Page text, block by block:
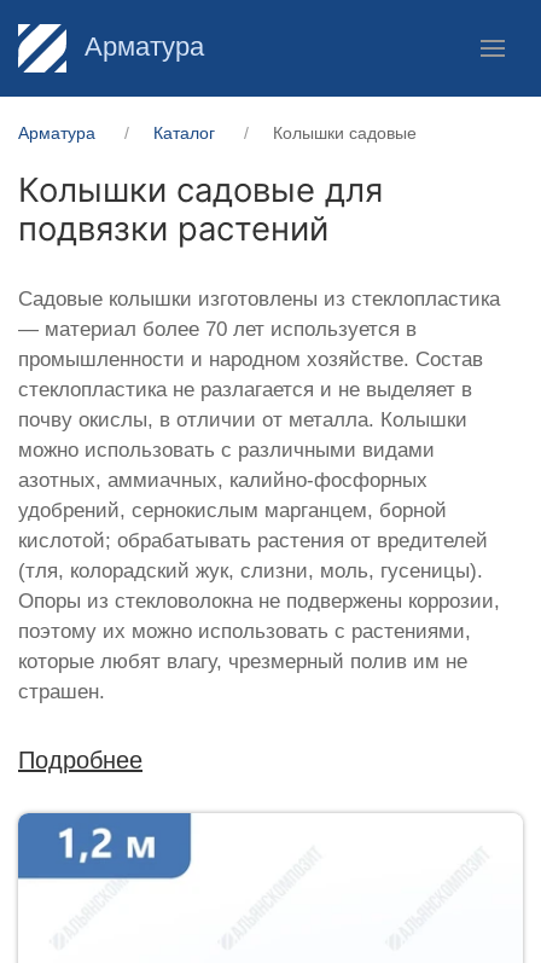
Арматура
Арматура Каталог Колышки садовые
Колышки садовые для
подвязки растений
Садовые колышки изготовлены из стеклопластика
— материал более 70 лет используется в
промышленности и народном хозяйстве. Состав
стеклопластика не разлагается и не выделяет в
почву окислы, в отличии от металла. Колышки
можно использовать с различными видами
азотных, аммиачных, калийно-фосфорных
удобрений, сернокислым марганцем, борной
кислотой; обрабатывать растения от вредителей
(тля, колорадский жук, слизни, моль, гусеницы).
Опоры из стекловолокна не подвержены коррозии,
поэтому их можно использовать с растениями,
которые любят влагу, чрезмерный полив им не
страшен.
Подробнее